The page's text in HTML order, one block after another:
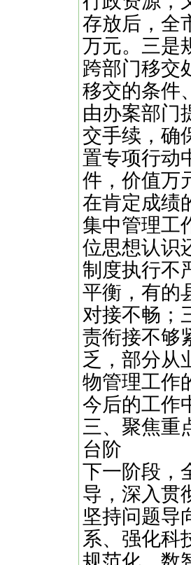
存放后，全
万元。三是
跨部门移交
移交的条件
由办案部门
交手续，确
置专项行动
件，价值万
在肯定成绩
集中管理工
位思想认识
制度执行不
平衡，有的
对接不畅；
责衔接不够
乏，部分从
物管理工作
今后的工作
三、聚焦重
台阶
下一阶段，
导，深入贯
坚持问题导
系、强化科